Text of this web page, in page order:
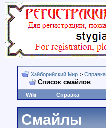
Хайборийский Мир > Справка
Список смайлов
Wiki Справка
Смайлы